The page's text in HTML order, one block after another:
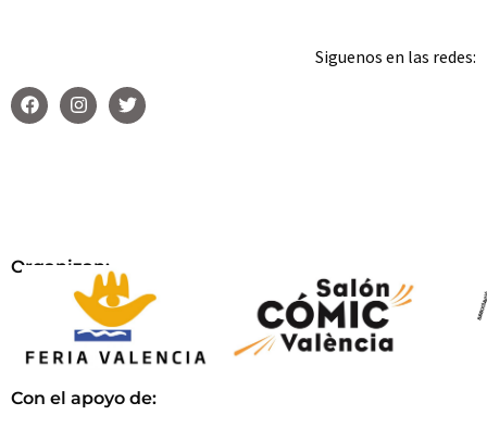
Siguenos en las redes:
Organizan:
Con el apoyo de: